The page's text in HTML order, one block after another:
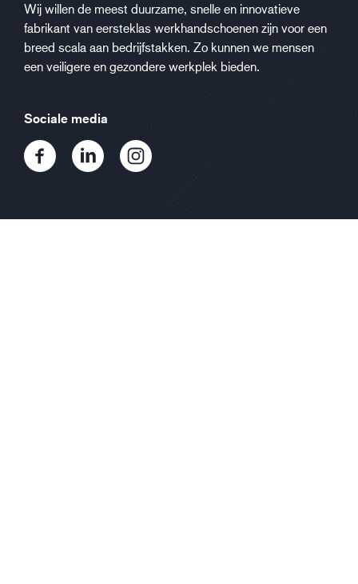
Wij willen de meest duurzame, snelle en innovatieve
fabrikant van eersteklas werkhandschoenen zijn voor een
breed scala aan bedrijfstakken. Zo kunnen we mensen
een veiligere en gezondere werkplek bieden.
Sociale media